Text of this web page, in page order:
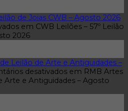
de Joias CWB – Agosto 2026
em CWB Leilões – 57º Leilão
2026
Leilão de Arte e Antiguidades –
desativados em RMB Artes
Arte e Antiguidades – Agosto